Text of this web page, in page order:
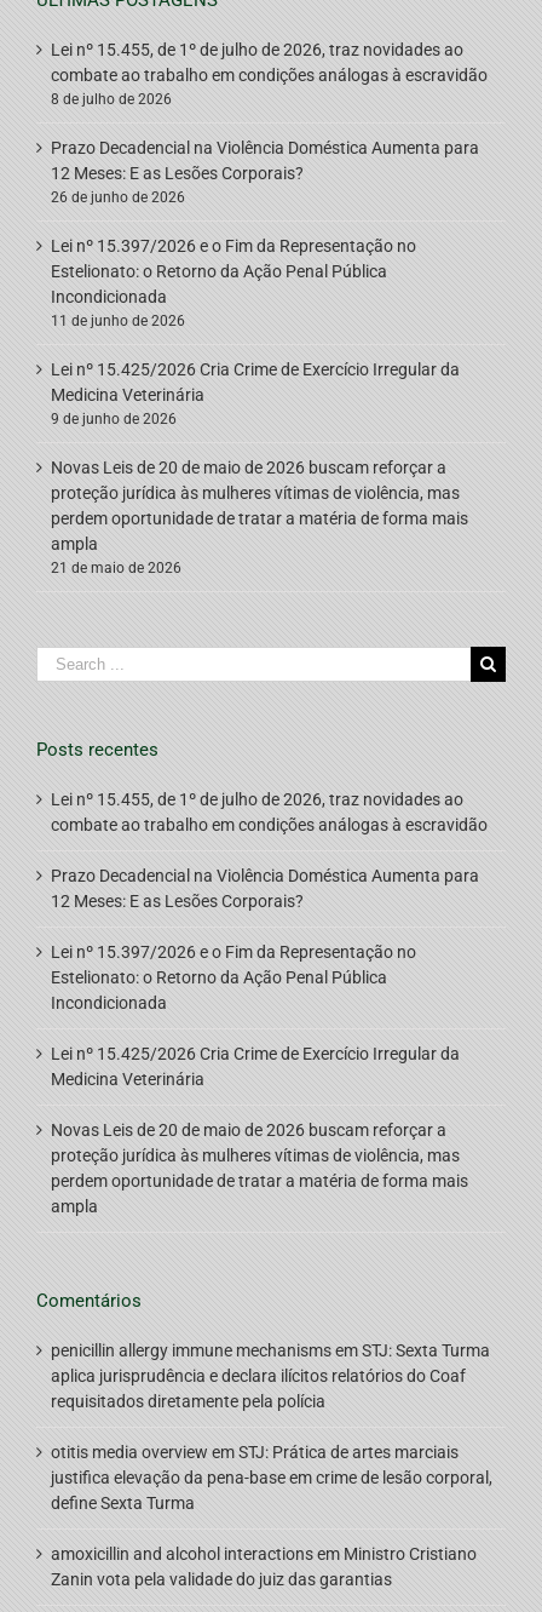
Lei nº 15.455, de 1º de julho de 2026, traz novidades ao
combate ao trabalho em condições análogas à escravidão
8 de julho de 2026
Prazo Decadencial na Violência Doméstica Aumenta para
12 Meses: E as Lesões Corporais?
26 de junho de 2026
Lei nº 15.397/2026 e o Fim da Representação no
Estelionato: o Retorno da Ação Penal Pública
Incondicionada
11 de junho de 2026
Lei nº 15.425/2026 Cria Crime de Exercício Irregular da
Medicina Veterinária
9 de junho de 2026
Novas Leis de 20 de maio de 2026 buscam reforçar a
proteção jurídica às mulheres vítimas de violência, mas
perdem oportunidade de tratar a matéria de forma mais
ampla
21 de maio de 2026
Search
for:
Posts recentes
Lei nº 15.455, de 1º de julho de 2026, traz novidades ao
combate ao trabalho em condições análogas à escravidão
Prazo Decadencial na Violência Doméstica Aumenta para
12 Meses: E as Lesões Corporais?
Lei nº 15.397/2026 e o Fim da Representação no
Estelionato: o Retorno da Ação Penal Pública
Incondicionada
Lei nº 15.425/2026 Cria Crime de Exercício Irregular da
Medicina Veterinária
Novas Leis de 20 de maio de 2026 buscam reforçar a
proteção jurídica às mulheres vítimas de violência, mas
perdem oportunidade de tratar a matéria de forma mais
ampla
Comentários
penicillin allergy immune mechanismsemSTJ: Sexta Turma
aplica jurisprudência e declara ilícitos relatórios do Coaf
requisitados diretamente pela polícia
otitis media overview emSTJ: Prática de artes marciais
justifica elevação da pena-base em crime de lesão corporal,
define Sexta Turma
amoxicillin and alcohol interactionsem Ministro Cristiano
Zanin vota pela validade do juiz das garantias